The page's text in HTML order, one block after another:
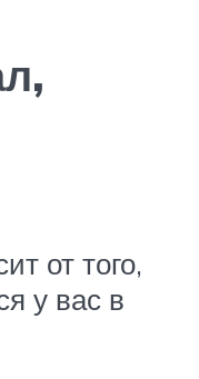
от того,
у вас в